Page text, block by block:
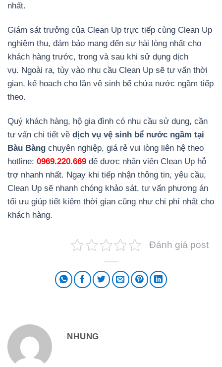
nhất.
Giám sát trưởng của Clean Up trực tiếp cùng Clean Up
nghiệm thu, đảm bảo mang đến sự hài lòng nhất cho
khách hàng trước, trong và sau khi sử dụng dịch
vụ. Ngoài ra, tùy vào nhu cầu Clean Up sẽ tư vấn thời
gian, kế hoạch cho lần vệ sinh bể chứa nước ngầm tiếp
theo.
Quý khách hàng, hộ gia đình có nhu cầu sử dụng, cần
tư vấn chi tiết về dịch vụ vệ sinh bể nước ngầm tại
Bàu Bàng chuyên nghiệp, giá rẻ vui lòng liên hệ theo
hotline: 0969.220.669 để được nhân viên Clean Up hỗ
trợ nhanh nhất. Ngay khi tiếp nhận thông tin, yêu cầu,
Clean Up sẽ nhanh chóng khảo sát, tư vấn phương án
tối ưu giúp tiết kiệm thời gian cũng như chi phí nhất cho
khách hàng.
Đánh giá post
NHUNG